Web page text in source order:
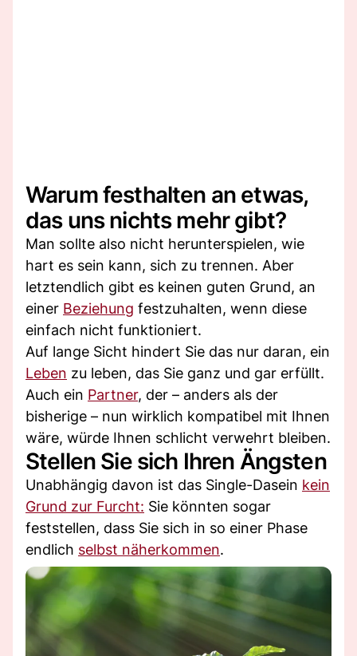
Warum festhalten an etwas,
das uns nichts mehr gibt?
Man sollte also nicht herunterspielen, wie
hart es sein kann, sich zu trennen. Aber
letztendlich gibt es keinen guten Grund, an
einer Beziehung festzuhalten, wenn diese
einfach nicht funktioniert.
Auf lange Sicht hindert Sie das nur daran, ein
Leben zu leben, das Sie ganz und gar erfüllt.
Auch ein Partner, der – anders als der
bisherige – nun wirklich kompatibel mit Ihnen
wäre, würde Ihnen schlicht verwehrt bleiben.
Stellen Sie sich Ihren Ängsten
Unabhängig davon ist das Single-Dasein kein
Grund zur Furcht: Sie könnten sogar
feststellen, dass Sie sich in so einer Phase
endlich selbst näherkommen.